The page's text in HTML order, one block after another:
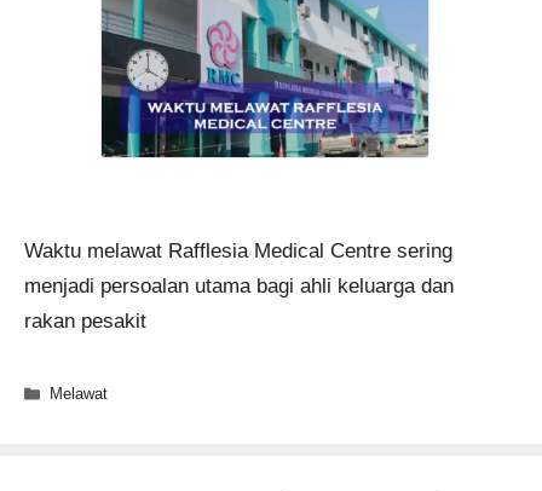
Waktu melawat Rafflesia Medical Centre sering
menjadi persoalan utama bagi ahli keluarga dan
rakan pesakit
Categories
Melawat